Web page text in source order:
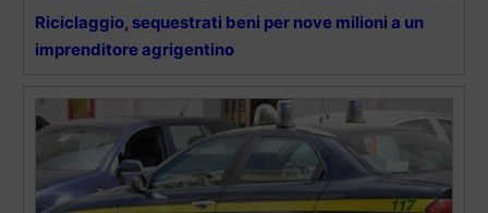
Riciclaggio, sequestrati beni per nove milioni a un
imprenditore agrigentino